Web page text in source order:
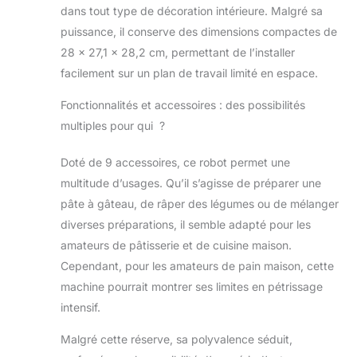
baisse de régime
même pendant une
bol en acier inox de
grande capacité
préparation de
jusqu'à 2,7 kg de
pâte à gâteau (soit
1,9 kg de pâte levée
(soit 4 brioches)
Facile à utiliser
grâce au bras
simple pression, il
pour maîtriser la
dans tout type de décoration intérieure. Malgré sa
puissance, il conserve des dimensions compactes de
28 x 27,1 x 28,2 cm, permettant de l’installer
facilement sur un plan de travail limité en espace.
Fonctionnalités et accessoires : des possibilités
multiples pour qui ?
Doté de 9 accessoires, ce robot permet une
multitude d’usages. Qu’il s’agisse de préparer une
pâte à gâteau, de râper des légumes ou de mélanger
diverses préparations, il semble adapté pour les
amateurs de pâtisserie et de cuisine maison.
Cependant, pour les amateurs de pain maison, cette
machine pourrait montrer ses limites en pétrissage
intensif.
Malgré cette réserve, sa polyvalence séduit,